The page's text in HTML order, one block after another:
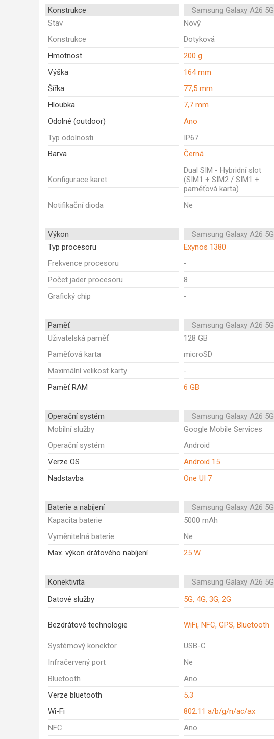
Konstrukce Samsung Galaxy A26 5G
Stav
Nový
Konstrukce
Dotyková
Hmotnost
200 g
Výška
164 mm
Šířka
77,5 mm
Hloubka
7,7 mm
Odolné (outdoor)
Ano
Typ odolnosti
IP67
Barva
Černá
Konfigurace karet
Dual SIM - Hybridní slot
(SIM1 + SIM2 / SIM1 +
paměťová karta)
Notifikační dioda
Ne
Výkon Samsung Galaxy A26 5G
Typ procesoru
Exynos 1380
Frekvence procesoru
-
Počet jader procesoru
8
Grafický chip
-
Paměť Samsung Galaxy A26 5G
Uživatelská paměť
128 GB
Paměťová karta
microSD
Maximální velikost karty
-
Paměť RAM
6 GB
Operační systém Samsung Galaxy A26 5G
Mobilní služby
Google Mobile Services
Operační systém
Android
Verze OS
Android 15
Nadstavba
One UI 7
Baterie a nabíjení Samsung Galaxy A26 5G
Kapacita baterie
5000 mAh
Vyměnitelná baterie
Ne
Max. výkon drátového nabíjení
25 W
Konektivita Samsung Galaxy A26 5G
Datové služby
5G, 4G, 3G, 2G
Bezdrátové technologie WiFi, NFC, GPS, Bluetooth
Systémový konektor
USB-C
Infračervený port
Ne
Bluetooth
Ano
Verze bluetooth
5.3
Wi-Fi
802.11 a/b/g/n/ac/ax
NFC
Ano